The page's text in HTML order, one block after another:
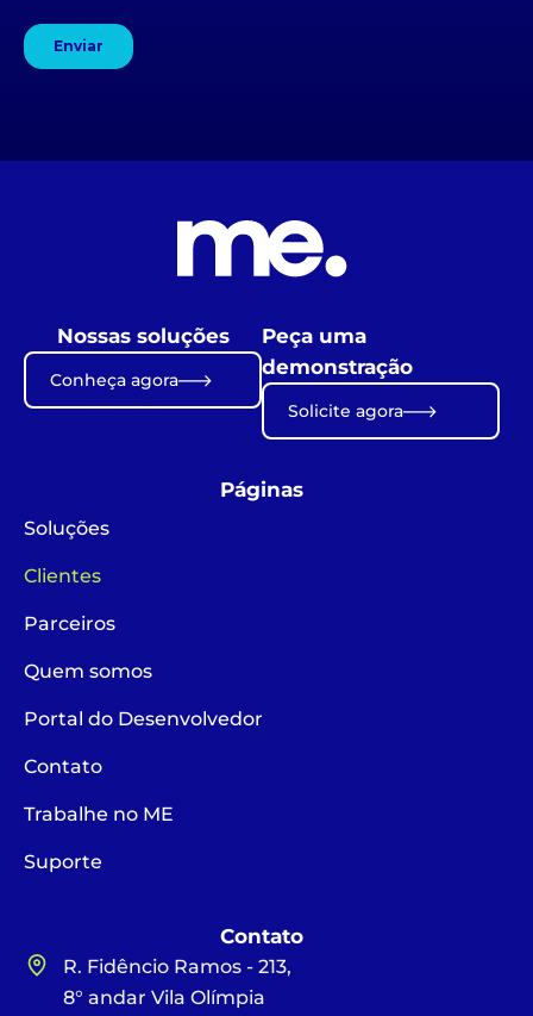
Nossas soluções
Conheça agora
Peça uma
demonstração
Solicite agora
Páginas
Soluções
Clientes
Parceiros
Quem somos
Portal do Desenvolvedor
Contato
Trabalhe no ME
Suporte
Contato
R. Fidêncio Ramos - 213,
8° andar Vila Olímpia